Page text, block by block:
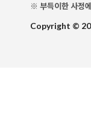
※ 부득이한 사정
Copyright ©